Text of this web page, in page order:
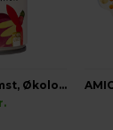
BIONA Bananblomst, Økologisk Vegansk